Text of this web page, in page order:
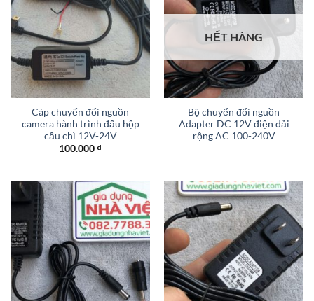
Cáp chuyển đổi nguồn
camera hành trình đấu hộp
cầu chì 12V-24V
100.000₫
HẾT HÀNG
Bộ chuyển đổi nguồn
Adapter DC 12V điện dải
rộng AC 100-240V